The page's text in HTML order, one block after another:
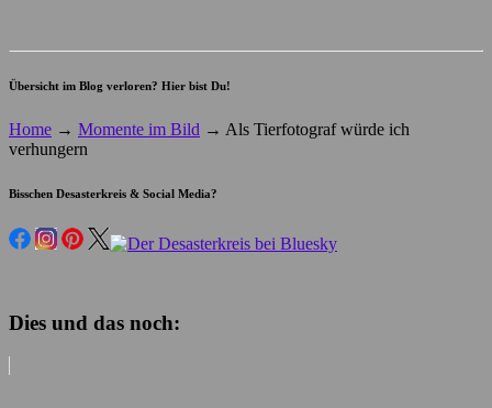
Übersicht im Blog verloren? Hier bist Du!
Home → Momente im Bild → Als Tierfotograf würde ich
verhungern
Bisschen Desasterkreis & Social Media?
Dies und das noch: